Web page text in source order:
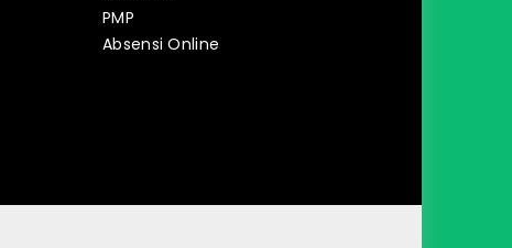
PMP
Absensi Online